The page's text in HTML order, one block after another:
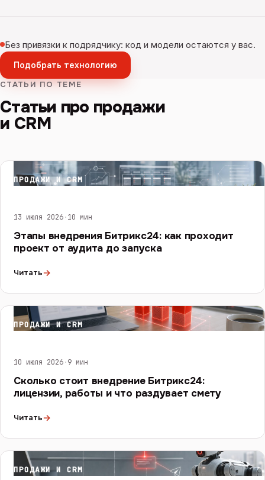
Без привязки к подрядчику: код и модели остаются у вас.
Подобрать технологию
СТАТЬИ ПО ТЕМЕ
Статьи про продажи
и CRM
ПРОДАЖИ И CRM
13 июля 2026·10 мин
Этапы внедрения Битрикс24: как проходит
проект от аудита до запуска
Читать→
ПРОДАЖИ И CRM
10 июля 2026·9 мин
Сколько стоит внедрение Битрикс24:
лицензии, работы и что раздувает смету
Читать→
ПРОДАЖИ И CRM